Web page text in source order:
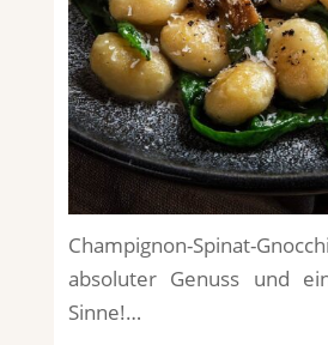
Champignon-Spinat-
absoluter Genuss und
Sinne!…